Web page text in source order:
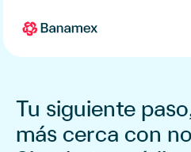
Personas
Tu siguiente
más cerca con